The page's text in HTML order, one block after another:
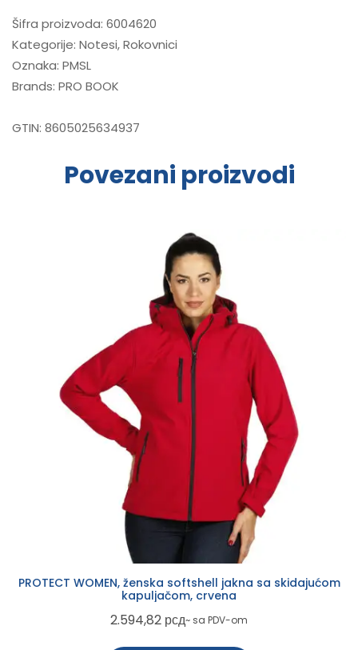
Šifra proizvoda: 6004620
Kategorije: Notesi,Rokovnici
Oznaka: PMSL
Brands: PRO BOOK
GTIN: 8605025634937
Povezani proizvodi
PROTECT WOMEN, ženska softshell jakna sa skidajućom
kapuljačom, crvena
2.594,82 рсд~ sa PDV-om